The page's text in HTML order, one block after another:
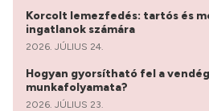
Korcolt lemezfedés: tartós és
ingatlanok számára
2026. JÚLIUS 24.
Hogyan gyorsítható fel a
munkafolyamata?
2026. JÚLIUS 23.